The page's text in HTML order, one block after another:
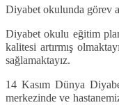
Diyabet okulunda görev
Diyabet okulu eğitim
kalitesi artırmış
sağlamaktayız.
14 Kasım Dünya
merkezinde ve